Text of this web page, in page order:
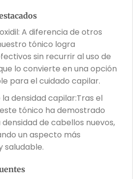
A diferencia de otros
tónico logra
sin recurrir al uso de
lo convierte en una opción
para el cuidado capilar.
densidad capilar:Tras el
tónico ha demostrado
de cabellos nuevos,
un aspecto más
saludable.